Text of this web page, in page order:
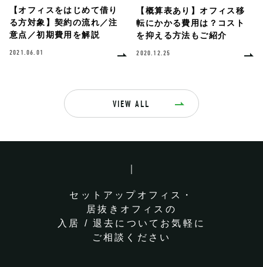
【オフィスをはじめて借り
る方対象】契約の流れ／注
意点／初期費用を解説
2021.06.01
【概算表あり】オフィス移
転にかかる費用は？コスト
を抑える方法もご紹介
2020.12.25
VIEW ALL
セットアップオフィス・
居抜きオフィスの
入居 / 退去についてお気軽に
ご相談ください